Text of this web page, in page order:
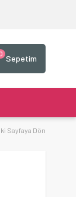
Sepetim
0
Sayfaya Dön